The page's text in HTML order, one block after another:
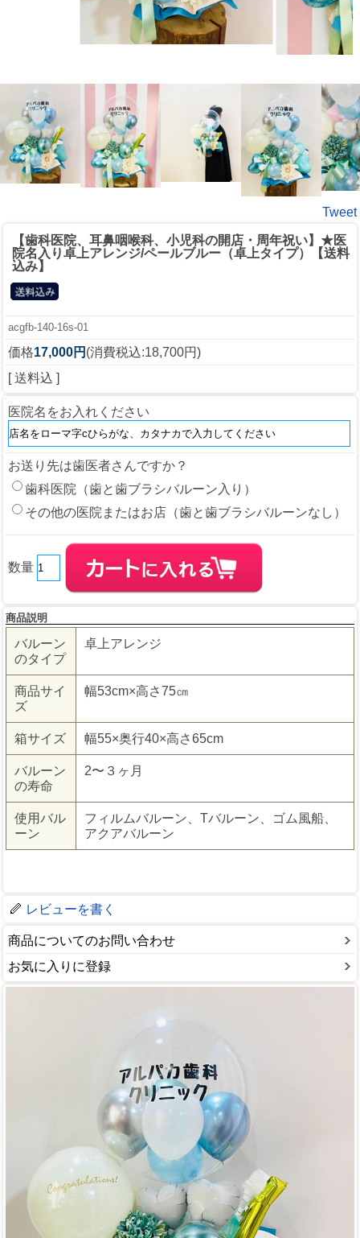
Tweet
【歯科医院、耳鼻咽喉科、小児科の開店・周年祝い】★医
院名入り卓上アレンジ/ペールブルー（卓上タイプ）【送料
込み】
acgfb-140-16s-01
価格17,000円 (消費税込:18,700円)
[ 送料込 ]
医院名をお入れください
お送り先は歯医者さんですか？
歯科医院（歯と歯ブラシバルーン入り）
その他の医院またはお店（歯と歯ブラシバルーンなし）
数量
商品説明
バルーン
のタイプ
卓上アレンジ
商品サイ
ズ
幅53cm×高さ75㎝
箱サイズ 幅55×奥行40×高さ65cm
バルーン
の寿命
2〜３ヶ月
使用バル
ーン
フィルムバルーン、Tバルーン、ゴム風船、
アクアバルーン
レビューを書く
商品についてのお問い合わせ
お気に入りに登録